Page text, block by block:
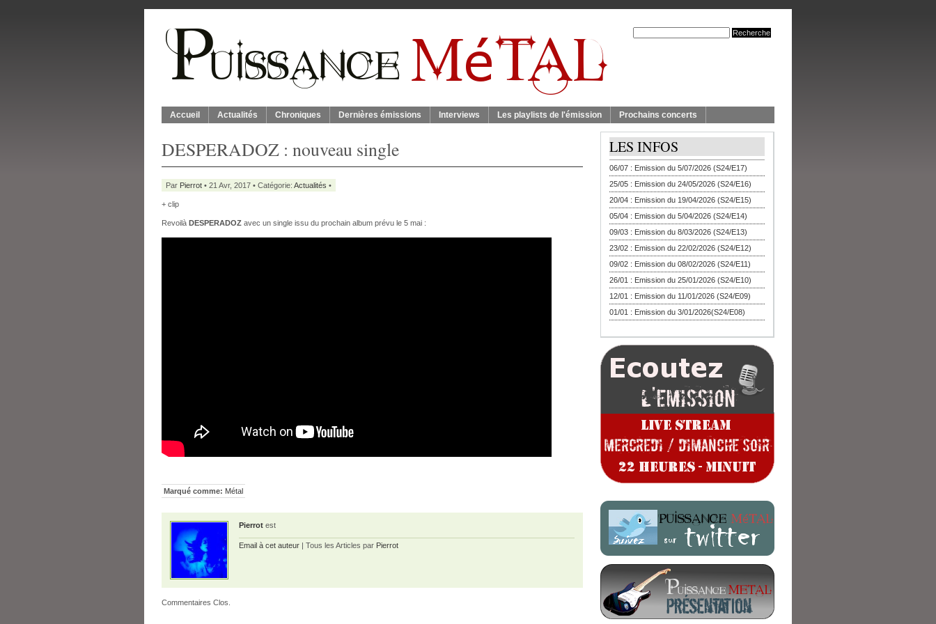
Accueil Actualités Chroniques Dernières émissions Interviews Les playlists de l'émission Prochains concerts
DESPERADOZ : nouveau single
Par Pierrot • 21 Avr, 2017 • Catégorie: Actualités •
+ clip
Revoilà DESPERADOZ avec un single issu du prochain album prévu le 5 mai :
Marqué comme: Métal
Pierrot est
Email à cet auteur | Tous les Articles par Pierrot
Commentaires Clos.
LES INFOS
06/07 : Emission du 5/07/2026 (S24/E17)
25/05 : Emission du 24/05/2026 (S24/E16)
20/04 : Emission du 19/04/2026 (S24/E15)
05/04 : Emission du 5/04/2026 (S24/E14)
09/03 : Emission du 8/03/2026 (S24/E13)
23/02 : Emission du 22/02/2026 (S24/E12)
09/02 : Emission du 08/02/2026 (S24/E11)
26/01 : Emission du 25/01/2026 (S24/E10)
12/01 : Emission du 11/01/2026 (S24/E09)
01/01 : Emission du 3/01/2026(S24/E08)